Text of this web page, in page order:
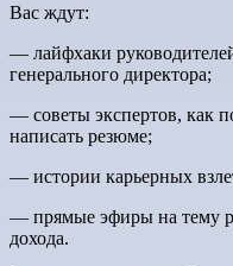
Вас ждут:
— лайфхаки
генерального директора;
— советы экспертов, как
написать резюме;
— истории карьерных
— прямые эфиры на тему
дохода.